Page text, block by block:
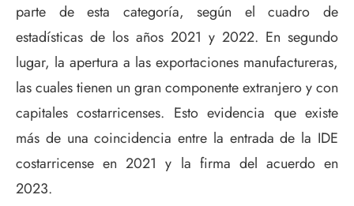
parte de esta categoría, según el cuadro de
estadísticas de los años 2021 y 2022. En segundo
lugar, la apertura a las exportaciones manufactureras,
las cuales tienen un gran componente extranjero y con
capitales costarricenses. Esto evidencia que existe
más de una coincidencia entre la entrada de la IDE
costarricense en 2021 y la firma del acuerdo en
2023.